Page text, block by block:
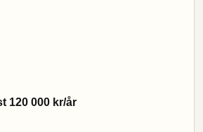
120 000 kr/år